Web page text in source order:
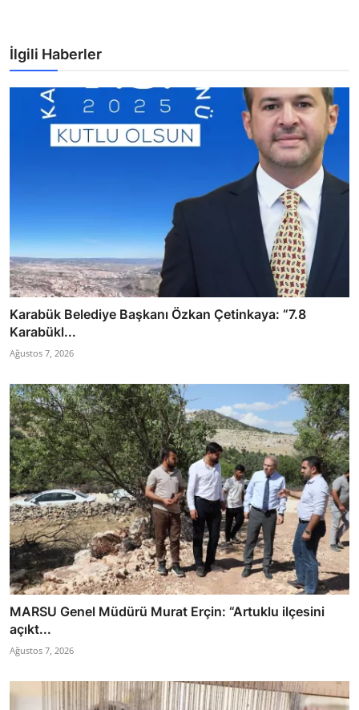
İlgili Haberler
Karabük Belediye Başkanı Özkan Çetinkaya: “7.8
Karabükl...
Ağustos 7, 2026
MARSU Genel Müdürü Murat Erçin: “Artuklu ilçesini
açıkt...
Ağustos 7, 2026